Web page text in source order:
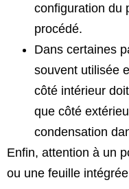
configuration du
procédé.
Dans certaines
souvent utilisée
côté intérieur
que côté
condensation
Enfin, attention à un
ou une feuille